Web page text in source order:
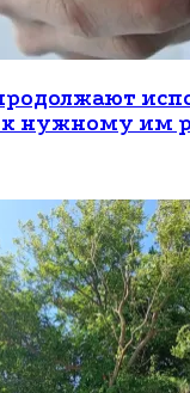
к нужному им